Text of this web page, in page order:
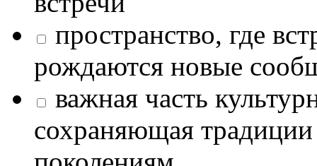
пространство, где
рождаются новые
важная часть
сохраняющая